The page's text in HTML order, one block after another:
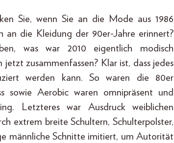
Sie, wenn Sie an die Mode aus 1986
an die Kleidung der 90er-Jahre erinnert?
was war 2010 eigentlich modisch
zusammenfassen? Klar ist, dass jedes
werden kann. So waren die 80er
sowie Aerobic waren omnipräsent und
Letzteres war Ausdruck weiblichen
extrem breite Schultern, Schulterpolster,
männliche Schnitte imitiert, um Autorität